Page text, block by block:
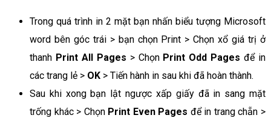
Trong quá trình in 2 mặt bạn nhấn biểu tượng Microsoft
word bên góc trái > bạn chọn Print > Chọn xổ giá trị ở
thanh Print All Pages > Chọn Print Odd Pages để in
các trang lẻ > OK> Tiến hành in sau khi đã hoàn thành.
Sau khi xong bạn lật ngược xấp giấy đã in sang mặt
trống khác > Chọn Print Even Pages để in trang chẵn >